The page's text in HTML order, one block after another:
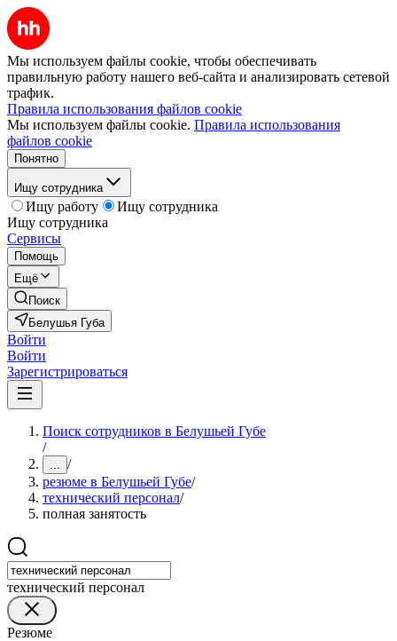
Мы используем файлы cookie, чтобы обеспечивать
правильную работу нашего веб-сайта и анализировать сетевой
трафик.
Правила использования файлов cookie
Мы используем файлы cookie. Правила использования
файлов cookie
Понятно
Ищу сотрудника
Ищу работу
Ищу сотрудника
Ищу сотрудника
Сервисы
Помощь
Ещё
Поиск
Белушья Губа
Войти
Войти
Зарегистрироваться
Поиск сотрудников в Белушьей Губе
/
... /
резюме в Белушьей Губе/
технический персонал/
полная занятость
технический персонал
Резюме